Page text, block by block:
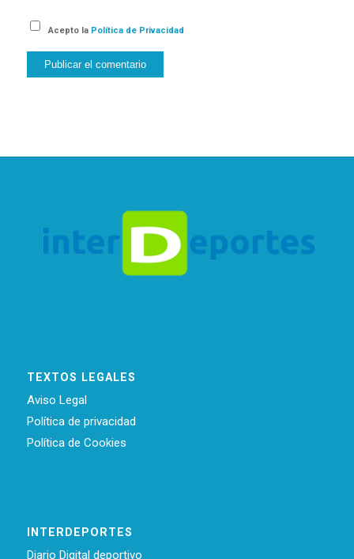
Acepto la Política de Privacidad
TEXTOS LEGALES
Aviso Legal
Política de privacidad
Política de Cookies
INTERDEPORTES
Diario Digital deportivo